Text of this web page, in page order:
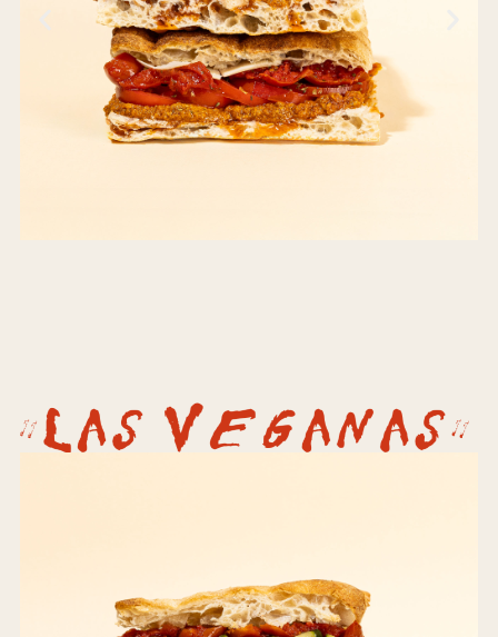
Padano, pesto rojo de la casa,
tomates secos
Order Now
La Fresca